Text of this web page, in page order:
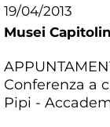
19/04/2013
Musei
Conferenza a
Pipi -